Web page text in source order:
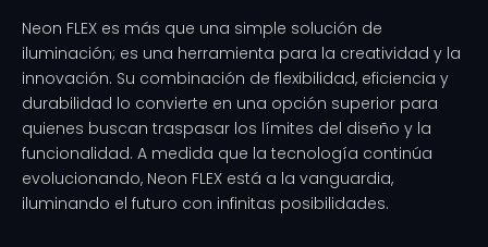
Neon FLEX es más que una simple solución de
iluminación; es una herramienta para la creatividad y la
innovación. Su combinación de flexibilidad, eficiencia y
durabilidad lo convierte en una opción superior para
quienes buscan traspasar los límites del diseño y la
funcionalidad. A medida que la tecnología continúa
evolucionando, Neon FLEX está a la vanguardia,
iluminando el futuro con infinitas posibilidades.